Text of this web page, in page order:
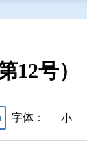
12号）
字体： 小 |